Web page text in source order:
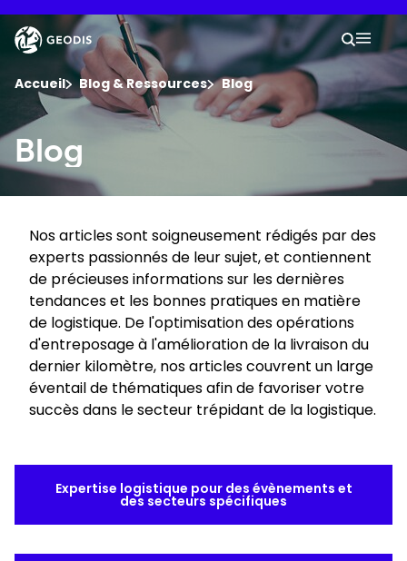
au
contenu
principal
Groupe
Newsroom
Carrière
Localisations
Suivre un envoi
Belgium​ - FR
Vous êtes ici :
Accueil Blog & Ressources Blog
Keepeek
Blog
Nos articles sont soigneusement rédigés par des
experts passionnés de leur sujet, et contiennent
de précieuses informations sur les dernières
tendances et les bonnes pratiques en matière
de logistique. De l'optimisation des opérations
d'entreposage à l'amélioration de la livraison du
dernier kilomètre, nos articles couvrent un large
éventail de thématiques afin de favoriser votre
succès dans le secteur trépidant de la logistique.
Expertise logistique pour des évènements et
des secteurs spécifiques